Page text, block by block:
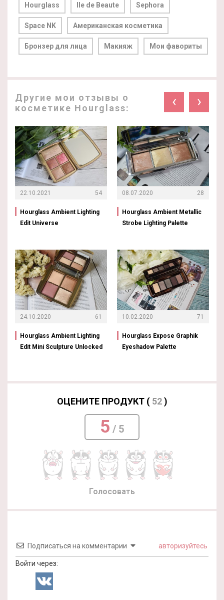
Hourglass Ile de Beaute Sephora
Space NK Американская косметика
Бронзер для лица Макияж Мои фавориты
Другие мои отзывы о
косметике Hourglass:
‹ ›
22.10.2021 54
Hourglass Ambient Lighting
Edit Universe
24.10.2020 61
Hourglass Ambient Lighting
Edit Mini Sculpture Unlocked
08.07.2020 28
Hourglass Ambient Metallic
Strobe Lighting Palette
10.02.2020 71
Hourglass Expose Graphik
Eyeshadow Palette
ОЦЕНИТЕ ПРОДУКТ ( 52)
5 / 5
Голосовать
Подписаться на комментарии авторизуйтесь
Войти через: